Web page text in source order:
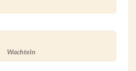
Wachteln